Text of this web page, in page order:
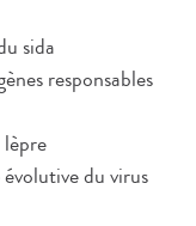
sida
responsables
du virus